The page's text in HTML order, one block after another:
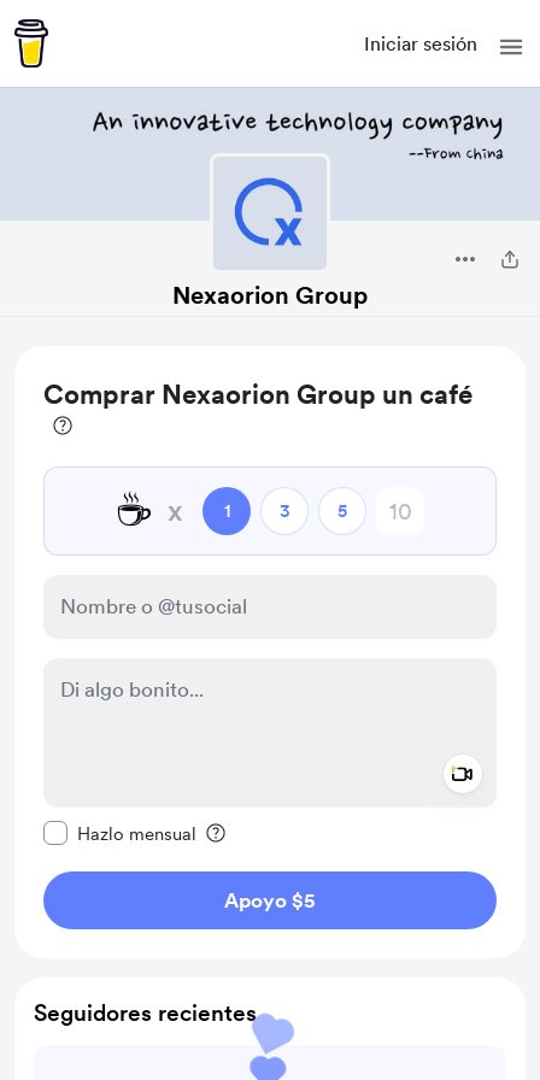
Iniciar sesión
Nexaorion Group
Comprar Nexaorion Group un café
☕ x 1 3 5
Hazlo mensual
Apoyo $5
Seguidores recientes